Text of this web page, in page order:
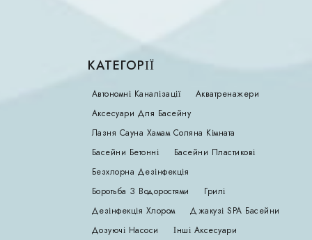
КАТЕГОРІЇ
Автономні Каналізації
Акватренажери
Аксесуари Для Басейну
Лазня Сауна Хамам Соляна Кімната
Басейни Бетонні
Басейни Пластикові
Безхлорна Дезінфекція
Боротьба З Водоростями
Грилі
Дезінфекція Хлором
Джакузі SPA Басейни
Дозуючі Насоси
Інші Аксесуари